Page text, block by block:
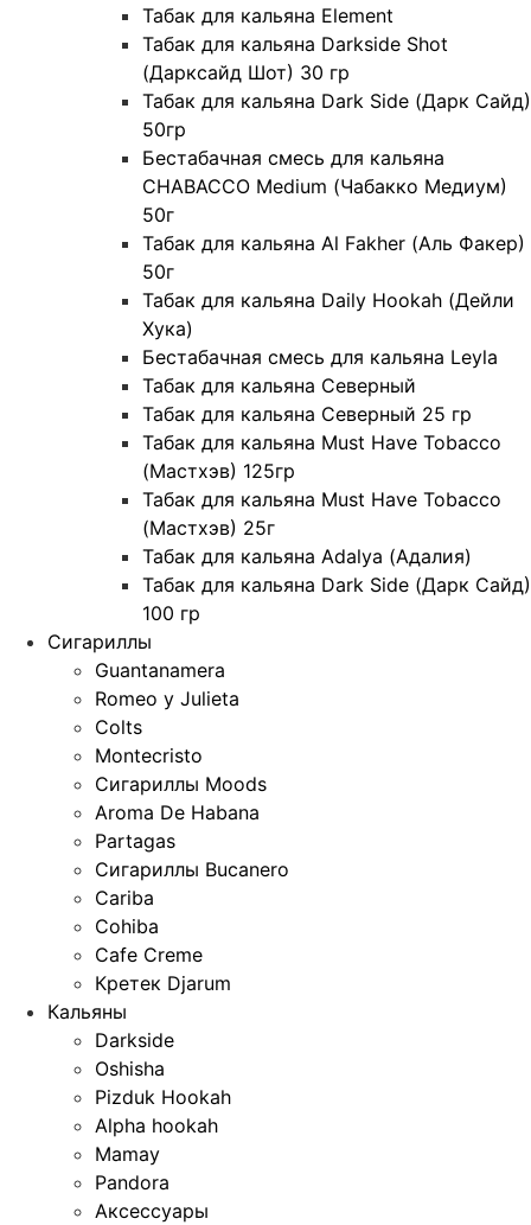
Табак для кальяна Element
Табак для кальяна Darkside Shot
(Дарксайд Шот) 30 гр
Табак для кальяна Dark Side (Дарк Сайд)
50гр
Бестабачная смесь для кальяна
CHABACCO Medium (Чабакко Медиум)
50г
Табак для кальяна Al Fakher (Аль Факер)
50г
Табак для кальяна Daily Hookah (Дейли
Хука)
Бестабачная смесь для кальяна Leyla
Табак для кальяна Северный
Табак для кальяна Северный 25 гр
Табак для кальяна Must Have Tobacco
(Мастхэв) 125гр
Табак для кальяна Must Have Tobacco
(Мастхэв) 25г
Табак для кальяна Adalya (Адалия)
Табак для кальяна Dark Side (Дарк Сайд)
100 гр
Сигариллы
Guantanamera
Romeo y Julieta
Colts
Montecristo
Сигариллы Moods
Aroma De Habana
Partagas
Сигариллы Bucanero
Cariba
Cohiba
Cafe Creme
Кретек Djarum
Кальяны
Darkside
Oshisha
Pizduk Hookah
Alpha hookah
Mamay
Pandora
Аксессуары